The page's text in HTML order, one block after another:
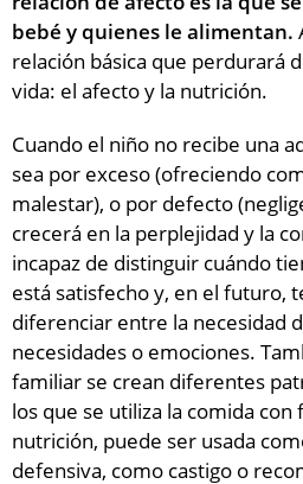
bebé y quienes le alimentan.
relación básica que perdurará
vida: el afecto y la nutrición.
Cuando el niño no recibe una
sea por exceso (ofreciendo
malestar), o por defecto
crecerá en la perplejidad y la
incapaz de distinguir cuándo
está satisfecho y, en el futuro,
diferenciar entre la necesidad
necesidades o emociones.
familiar se crean diferentes
los que se utiliza la comida con
nutrición, puede ser usada
defensiva, como castigo o